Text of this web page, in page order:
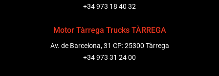
+34 973 18 40 32
Motor Tàrrega Trucks TÀRREGA
Av. de Barcelona, 31 CP: 25300 Tàrrega
+34 973 31 24 00